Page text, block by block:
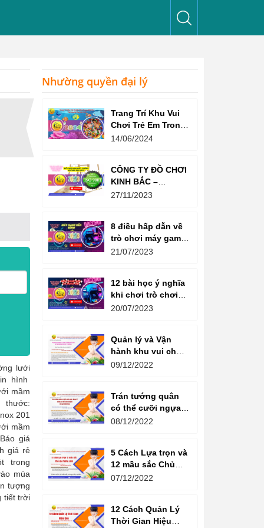
lưới
hình
mầm
thước:
201
mầm
giá
giá rẻ
trong
mùa
tượng
tiết trời
Nhường quyền đại lý
Trang Trí Khu Vui
Chơi Trẻ Em Trong
Nhà Như Thế Nào
14/06/2024
CÔNG TY ĐỒ CHƠI
KINH BẮC –
CHỨNG CHỈ ISO
27/11/2023
8 điều hấp dẫn về
trò chơi máy game
bắn súng
21/07/2023
12 bài học ý nghĩa
khi chơi trò chơi
máy game đua xe
20/07/2023
Quản lý và Vận
hành khu vui chơi
giải trí -
amusement parks
09/12/2022
Trán tướng quân
có thể cưỡi ngựa,
Bụng tể tướng có
08/12/2022
5 Cách Lựa trọn và
12 mầu sắc Chủ
đạo Tương sinh
năng lượng
07/12/2022
12 Cách Quản Lý
Thời Gian Hiệu